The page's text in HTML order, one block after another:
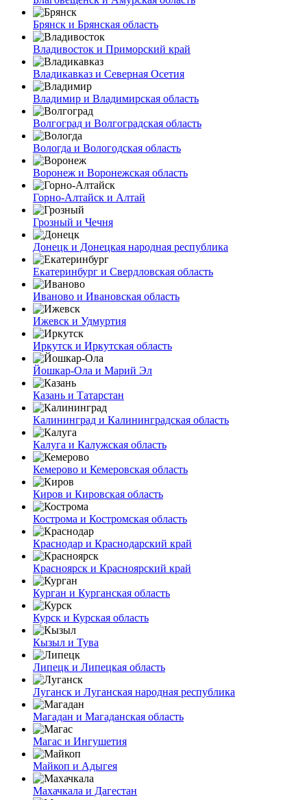
Брянск и Брянская область
Владивосток и Приморский край
Владикавказ и Северная Осетия
Владимир и Владимирская область
Волгоград и Волгоградская область
Вологда и Вологодская область
Воронеж и Воронежская область
Горно-Алтайск и Алтай
Грозный и Чечня
Донецк и Донецкая народная республика
Екатеринбург и Свердловская область
Иваново и Ивановская область
Ижевск и Удмуртия
Иркутск и Иркутская область
Йошкар-Ола и Марий Эл
Казань и Татарстан
Калининград и Калининградская область
Калуга и Калужская область
Кемерово и Кемеровская область
Киров и Кировская область
Кострома и Костромская область
Краснодар и Краснодарский край
Красноярск и Красноярский край
Курган и Курганская область
Курск и Курская область
Кызыл и Тува
Липецк и Липецкая область
Луганск и Луганская народная республика
Магадан и Магаданская область
Магас и Ингушетия
Майкоп и Адыгея
Махачкала и Дагестан